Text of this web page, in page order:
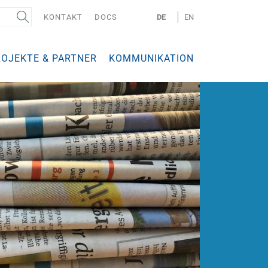
KONTAKT DOCS DE EN
& PARTNER KOMMUNIKATION